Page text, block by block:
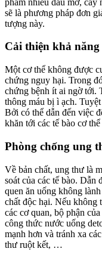
sẽ là phương pháp đơn
tượng này.
Cải thiện khả
Một cơ thể không được
chứng nguy hại. Trong
chứng bệnh ít ai ngờ tới.
thông máu bị ì ạch.
Bởi có thể dẫn đến việc
khăn tới các tế bào cơ
Phòng chống ung
Về bản chất, ung thư là
soát của các tế bào.
quen ăn uống không
chất độc hại. Nếu không
các cơ quan, bộ phận
công thức nước uống
mạnh hơn và tránh xa
thư ruột kết, …